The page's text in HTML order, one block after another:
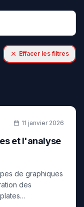
Effacer les filtres
11 janvier 2026
et l'analyse
de graphiques
des